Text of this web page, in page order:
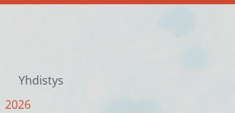
Yhdistys
2026